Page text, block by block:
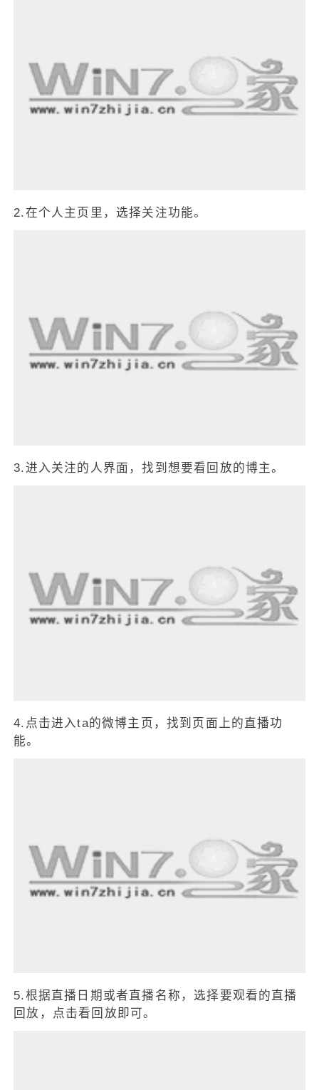
2.在个人主页里，选择关注功能。
3.进入关注的人界面，找到想要看回放的博主。
4.点击进入ta的微博主页，找到页面上的直播功
能。
5.根据直播日期或者直播名称，选择要观看的直播
回放，点击看回放即可。